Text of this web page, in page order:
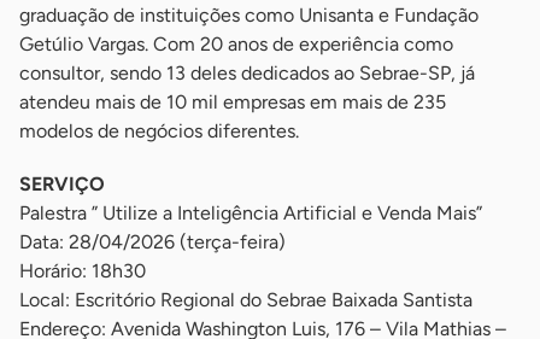
graduação de instituições como Unisanta e Fundação
Getúlio Vargas. Com 20 anos de experiência como
consultor, sendo 13 deles dedicados ao Sebrae-SP, já
atendeu mais de 10 mil empresas em mais de 235
modelos de negócios diferentes.
SERVIÇO
Palestra ” Utilize a Inteligência Artificial e Venda Mais”
Data: 28/04/2026 (terça-feira)
Horário: 18h30
Local: Escritório Regional do Sebrae Baixada Santista
Endereço: Avenida Washington Luis, 176 – Vila Mathias –